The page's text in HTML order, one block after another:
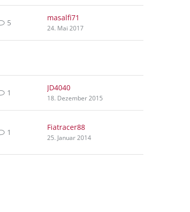
5
masalfi71
24. Mai 2017
1
JD4040
18. Dezember 2015
1
Fiatracer88
25. Januar 2014